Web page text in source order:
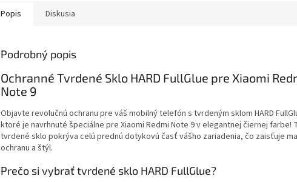
Popis Diskusia
Podrobný popis
Ochranné Tvrdené Sklo HARD FullGlue pre Xiaomi
Note 9
Objavte revolučnú ochranu pre váš mobilný telefón s tvrdeným sklom HARD
ktoré je navrhnuté špeciálne pre Xiaomi Redmi Note 9 v elegantnej čiernej farbe!
tvrdené sklo pokrýva celú prednú dotykovú časť vášho zariadenia, čo zaisťuje
ochranu a štýl.
Prečo si vybrať tvrdené sklo HARD FullGlue?